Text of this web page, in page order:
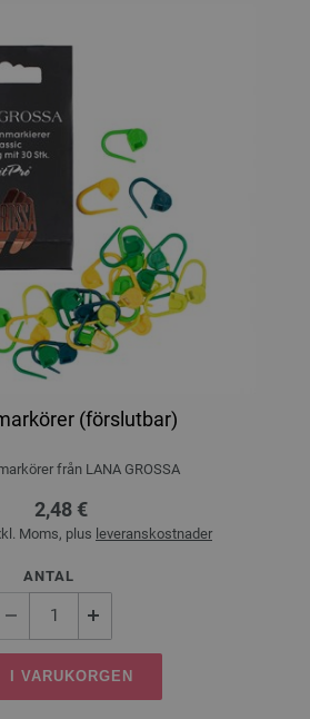
(förslutbar)
från LANA GROSSA
2,48 €
Moms, plus leveranskostnader
ANTAL
I VARUKORGEN